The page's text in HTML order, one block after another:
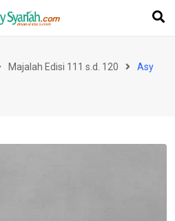
Majalah Edisi 111 s.d. 120
Asy